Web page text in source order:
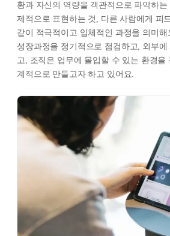
황과 자신의 역량을 객관적으로 파악하
제적으로 표현하는 것, 다른 사람에게 피
같이 적극적이고 입체적인 과정을 의미해
성장과정을 정기적으로 점검하고, 외부
고, 조직은 업무에 몰입할 수 있는 환경을
계적으로 만들고자 하고 있어요.